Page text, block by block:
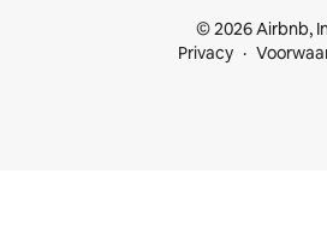
© 2026 Airbnb,
Privacy